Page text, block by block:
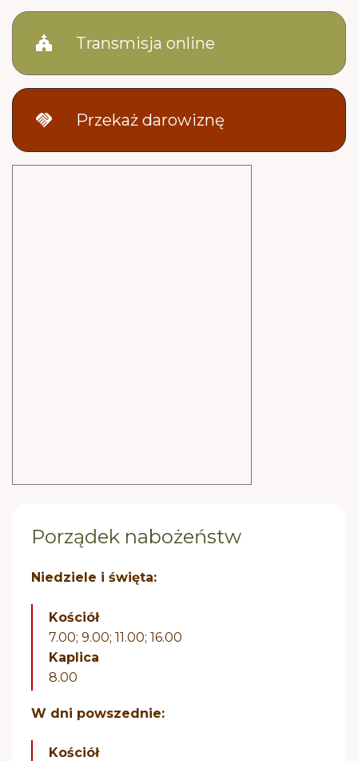
church Transmisja online
handshake Przekaż darowiznę
Porządek nabożeństw
Niedziele i święta:
Kościół
7.00; 9.00; 11.00; 16.00
Kaplica
8.00
W dni powszednie:
Kościół